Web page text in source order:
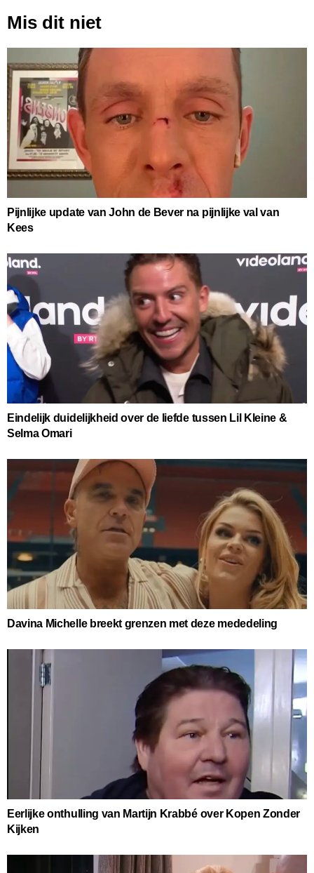
Mis dit niet
Pijnlijke update van John de Bever na pijnlijke val van
Kees
Eindelijk duidelijkheid over de liefde tussen Lil Kleine &
Selma Omari
Davina Michelle breekt grenzen met deze mededeling
Eerlijke onthulling van Martijn Krabbé over Kopen Zonder
Kijken